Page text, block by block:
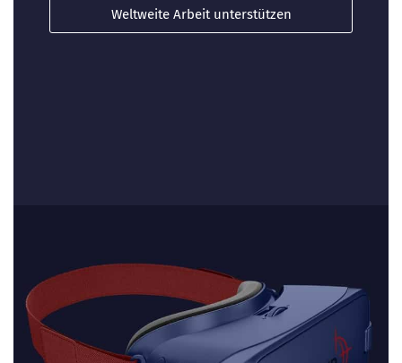
Weltweite Arbeit unterstützen